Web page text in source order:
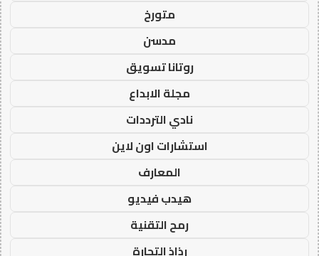
متورخ
مدسن
روتانا تسويق
مجلة الابداع
نادي الترددات
استشارات اون لاين
المعارف
هيدب فيديو
رمح التقنية
رذاذ التجارة